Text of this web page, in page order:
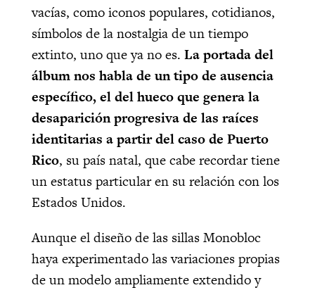
vacías, como iconos populares, cotidianos,
símbolos de la nostalgia de un tiempo
extinto, uno que ya no es. La portada del
álbum nos habla de un tipo de ausencia
específico, el del hueco que genera la
desaparición progresiva de las raíces
identitarias a partir del caso de Puerto
Rico, su país natal, que cabe recordar tiene
un estatus particular en su relación con los
Estados Unidos.
Aunque el diseño de las sillas Monobloc
haya experimentado las variaciones propias
de un modelo ampliamente extendido y